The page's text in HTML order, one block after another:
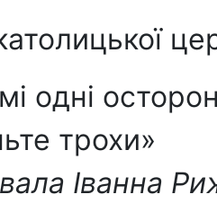
одні
трохи»
Іванна